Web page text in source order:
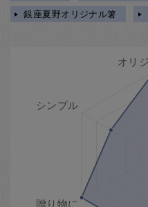
銀座夏野オリジナル箸